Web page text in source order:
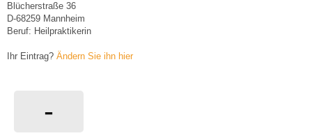
Blücherstraße 36
D-68259 Mannheim
Beruf: Heilpraktikerin
Ihr Eintrag? Ändern Sie ihn hier
-